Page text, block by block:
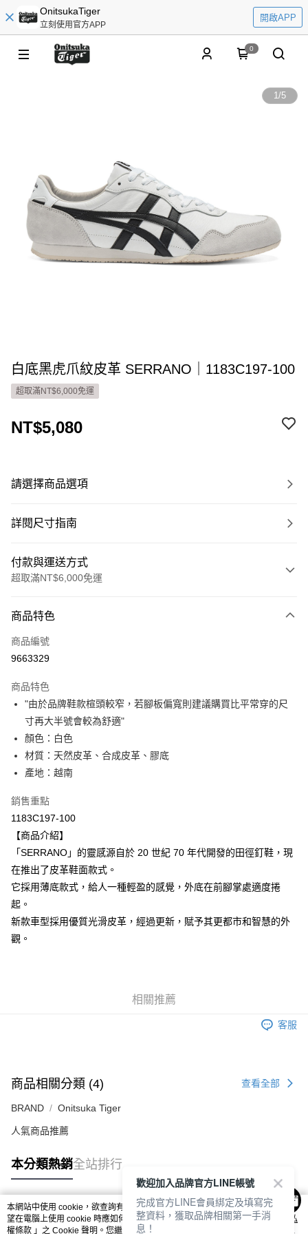
OnitsukaTiger
立刻使用官方APP
開啟APP
0
1/5
白底黑虎爪紋皮革 SERRANO｜1183C197-100
超取滿NT$6,000免運
NT$5,080
請選擇商品選項
詳閱尺寸指南
付款與運送方式
超取滿NT$6,000免運
信用卡一次付款
超商取貨付款
Apple Pay
ATM付款
運送方式
每筆NT$80，滿NT$6,000(含以上)免運費
萊爾富取貨付款
每筆NT$80，滿NT$6,000(含以上)免運費
付款後萊爾富取貨
每筆NT$80，滿NT$6,000(含以上)免運費
商品特色
商品編號
9663329
商品特色
"由於品牌鞋款楦頭較窄，若腳板偏寬則建議購買比平常穿的尺
寸再大半號會較為舒適"
顏色：白色
材質：天然皮革、合成皮革、膠底
產地：越南
銷售重點
1183C197-100
【商品介紹】
「SERRANO」的靈感源自於 20 世紀 70 年代開發的田徑釘鞋，現
在推出了皮革鞋面款式。
它採用薄底款式，給人一種輕盈的感覺，外底在前腳掌處適度捲
起。
新款車型採用優質光滑皮革，經過更新，賦予其更都市和智慧的外
觀。
相關推薦
客服
商品相關分類 (4) 查看全部
BRAND Onitsuka Tiger
人氣商品推薦
本分類熱銷全站排行
熱門標籤
本網站中使用 cookie，欲查詢有關本網站使用 cookie 方式之詳情，及若您不希
望在電腦上使用 cookie 時應如何變更電腦的 cookie 設定，請參閱本網站「
隱私
權條款 」之 Cookie 聲明。您繼續使用本網站即表示您同意本公司得按本網站使
歡迎加入品牌官方LINE帳號
完成官方LINE會員綁定及填寫完
整資料，獲取品牌相關第一手消
息！